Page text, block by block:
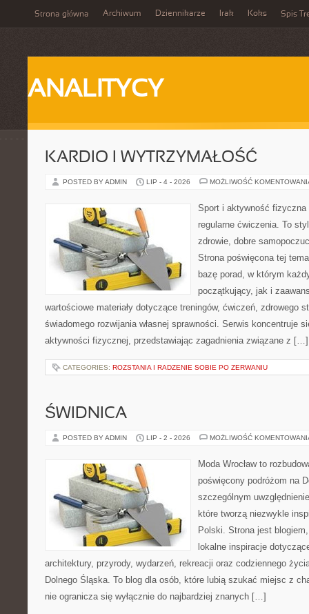
Strona główna Archiwum Dziennikarze Irak Koks Spis
ANALITYCY
KARDIO I WYTRZYMAŁOŚĆ
POSTED BY ADMIN LIP - 4 - 2026 MOŻLIWOŚĆ
Sport i aktywność
regularne ćwiczenia. To
zdrowie, dobre
Strona poświęcona tej
bazę porad, w którym
początkujący, jak i
wartościowe materiały dotyczące treningów, ćwiczeń, zdrowego
świadomego rozwijania własnej sprawności. Serwis koncentruje
aktywności fizycznej, przedstawiając zagadnienia związane z […]
CATEGORIES: ROZSTANIA I RADZENIE SOBIE PO ZERWANIU
ŚWIDNICA
POSTED BY ADMIN LIP - 2 - 2026 MOŻLIWOŚĆ
Moda Wrocław to
poświęcony podróżom na
szczególnym
które tworzą niezwykle
Polski. Strona jest
lokalne inspiracje
architektury, przyrody, wydarzeń, rekreacji oraz codziennego
Dolnego Śląska. To blog dla osób, które lubią szukać miejsc z
nie ogranicza się wyłącznie do najbardziej znanych […]